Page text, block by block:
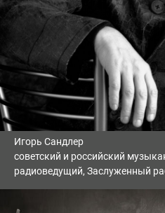
Игорь Сандлер
советский и российский
радиоведущий, Заслуженный